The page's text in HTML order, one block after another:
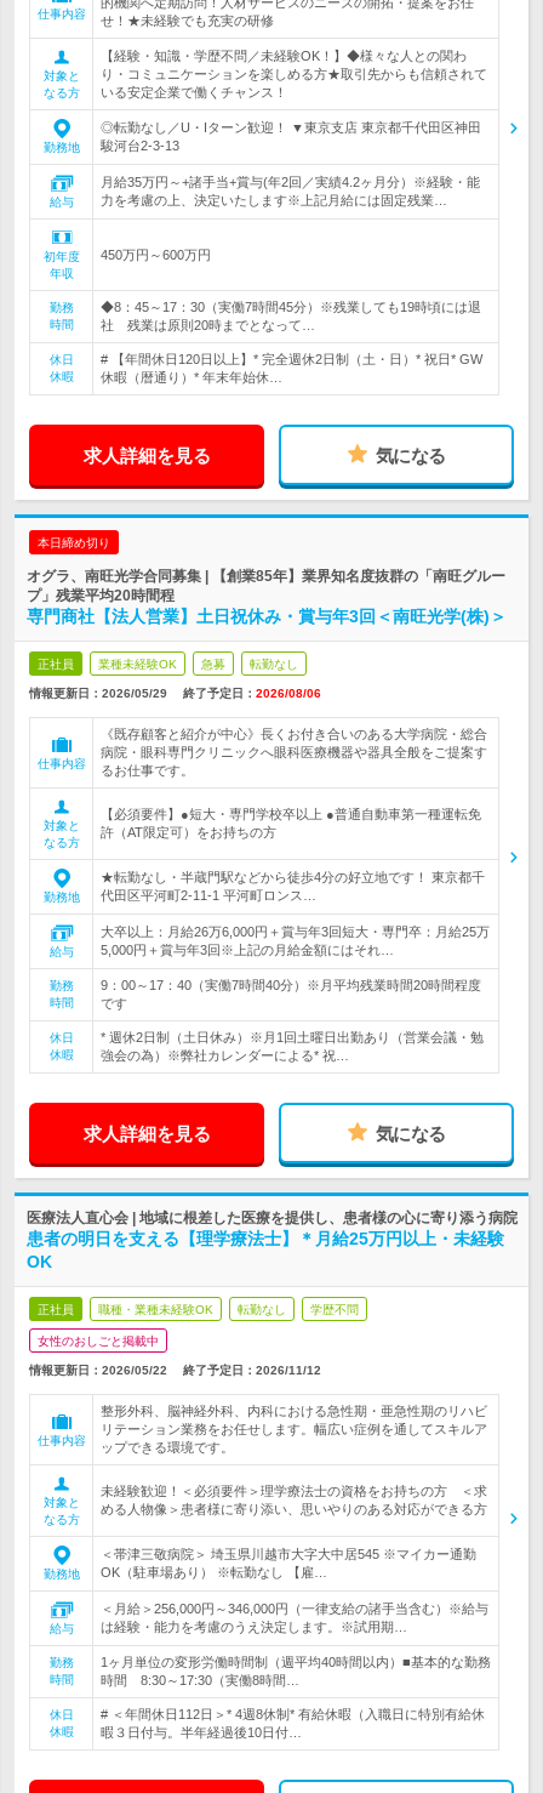
仕事内容
せ！★未経験でも充実の研修
対象と
なる方
【経験・知識・学歴不問／未経験OK！】◆様々な人との関わ
り・コミュニケーションを楽しめる方★取引先からも信頼されて
いる安定企業で働くチャンス！
勤務地
◎転勤なし／U・Iターン歓迎！ ▼東京支店 東京都千代田区神田
駿河台2-3-13
給与
月給35万円～+諸手当+賞与(年2回／実績4.2ヶ月分）※経験・能
力を考慮の上、決定いたします※上記月給には固定残業…
初年度
年収
450万円～600万円
勤務
時間
◆8：45～17：30（実働7時間45分）※残業しても19時頃には退
社 残業は原則20時までとなって…
休日
休暇
# 【年間休日120日以上】* 完全週休2日制（土・日）* 祝日* GW
休暇（暦通り）* 年末年始休…
求人詳細を見る 気になる
本日締め切り
オグラ、南旺光学合同募集 | 【創業85年】業界知名度抜群の「南旺グルー
プ」残業平均20時間程
専門商社【法人営業】土日祝休み・賞与年3回＜南旺光学(株)＞
正社員 業種未経験OK 急募 転勤なし
情報更新日：2026/05/29 終了予定日： 2026/08/06
仕事内容
《既存顧客と紹介が中心》長くお付き合いのある大学病院・総合
病院・眼科専門クリニックへ眼科医療機器や器具全般をご提案す
るお仕事です。
対象と
なる方
【必須要件】●短大・専門学校卒以上 ●普通自動車第一種運転免
許（AT限定可）をお持ちの方
勤務地
★転勤なし・半蔵門駅などから徒歩4分の好立地です！ 東京都千
代田区平河町2-11-1 平河町ロンス…
給与
大卒以上：月給26万6,000円＋賞与年3回短大・専門卒：月給25万
5,000円＋賞与年3回※上記の月給金額にはそれ…
勤務
時間
9：00～17：40（実働7時間40分）※月平均残業時間20時間程度
です
休日
休暇
* 週休2日制（土日休み）※月1回土曜日出勤あり（営業会議・勉
強会の為）※弊社カレンダーによる* 祝…
求人詳細を見る 気になる
医療法人直心会 | 地域に根差した医療を提供し、患者様の心に寄り添う病院
患者の明日を支える【理学療法士】＊月給25万円以上・未経験
OK
正社員 職種・業種未経験OK 転勤なし 学歴不問
女性のおしごと掲載中
情報更新日：2026/05/22 終了予定日： 2026/11/12
仕事内容
整形外科、脳神経外科、内科における急性期・亜急性期のリハビ
リテーション業務をお任せします。幅広い症例を通してスキルア
ップできる環境です。
対象と
なる方
未経験歓迎！＜必須要件＞理学療法士の資格をお持ちの方 ＜求
める人物像＞患者様に寄り添い、思いやりのある対応ができる方
勤務地
＜帯津三敬病院＞ 埼玉県川越市大字大中居545 ※マイカー通勤
OK（駐車場あり） ※転勤なし 【雇…
給与
＜月給＞256,000円～346,000円（一律支給の諸手当含む）※給与
は経験・能力を考慮のうえ決定します。※試用期…
勤務
時間
1ヶ月単位の変形労働時間制（週平均40時間以内）■基本的な勤務
時間 8:30～17:30（実働8時間…
休日
休暇
# ＜年間休日112日＞* 4週8休制* 有給休暇（入職日に特別有給休
暇３日付与。半年経過後10日付…